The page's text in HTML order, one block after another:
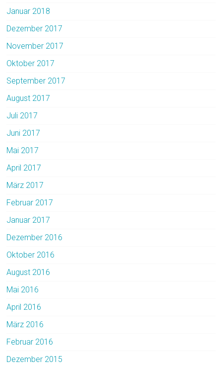
Januar 2018
Dezember 2017
November 2017
Oktober 2017
September 2017
August 2017
Juli 2017
Juni 2017
Mai 2017
April 2017
März 2017
Februar 2017
Januar 2017
Dezember 2016
Oktober 2016
August 2016
Mai 2016
April 2016
März 2016
Februar 2016
Dezember 2015